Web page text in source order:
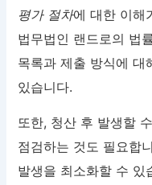
평가 절차에 대한 이해
법무법인 랜드로의 법
목록과 제출 방식에 대
있습니다.
또한, 청산 후 발생할
점검하는 것도 필요합
발생을 최소화할 수 있